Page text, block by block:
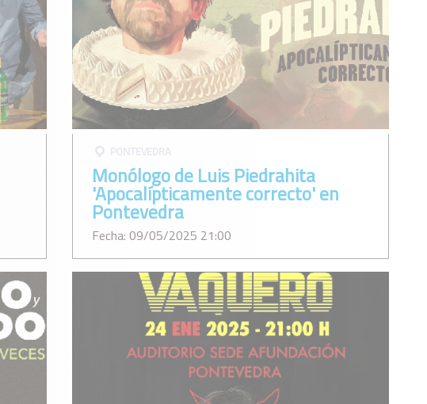
PONTEVEDRA
Monólogo de Luis Piedrahita
'Apocalípticamente correcto' en
Pontevedra
Fecha: 09/05/2025 21:00